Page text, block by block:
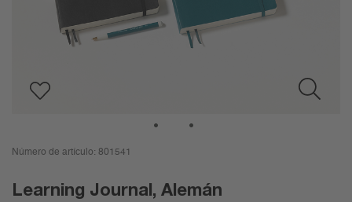
Número de artículo: 801541
Learning Journal, Alemán